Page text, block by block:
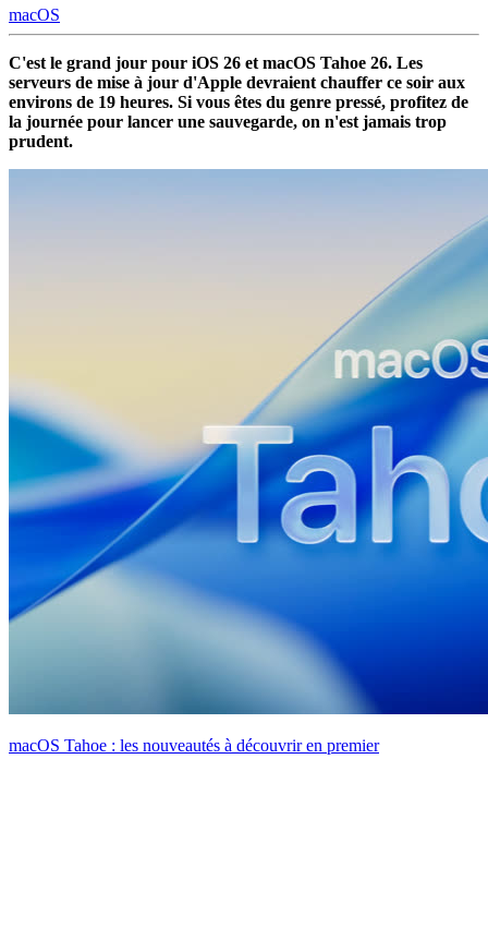
macOS
C'est le grand jour pour iOS 26 et macOS Tahoe 26. Les
serveurs de mise à jour d'Apple devraient chauffer ce soir aux
environs de 19 heures. Si vous êtes du genre pressé, profitez de
la journée pour lancer une sauvegarde, on n'est jamais trop
prudent.
macOS Tahoe : les nouveautés à découvrir en premier